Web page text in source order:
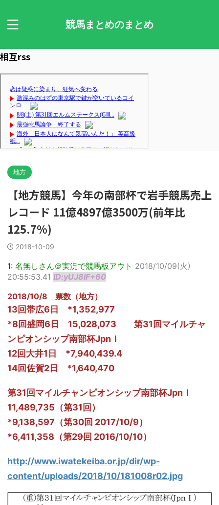
競馬まとめのまとめ
相互rss
地方
【地方競馬】今年の南部杯で岩手競馬売上
レコード 11億4897億3500万(前年比
125.7%)
2018-10-09
1: 名無しさん＠実況で競馬板アウト 2018/10/09(火)
20:55:53.41 ID:yUJ8lF+60
2018/10/8 票数（地方）
13回帯広6日 *1,352,977
*8回盛岡6日 15,028,073 第31回マイルチャ
ンピオンシップ南部杯JpnＩ
12回大井1日 *7,940,439.4
14回佐賀2日 *1,640,470
第31回マイルチャンピオンシップ南部杯JpnＩ
11,489,735（第31回）
*9,138,597（第30回 2017/10/9）
*6,411,358（第29回 2016/10/10）
http://www.iwatekeiba.or.jp/dir/wp-
content/uploads/2018/10/181008r02.jpg